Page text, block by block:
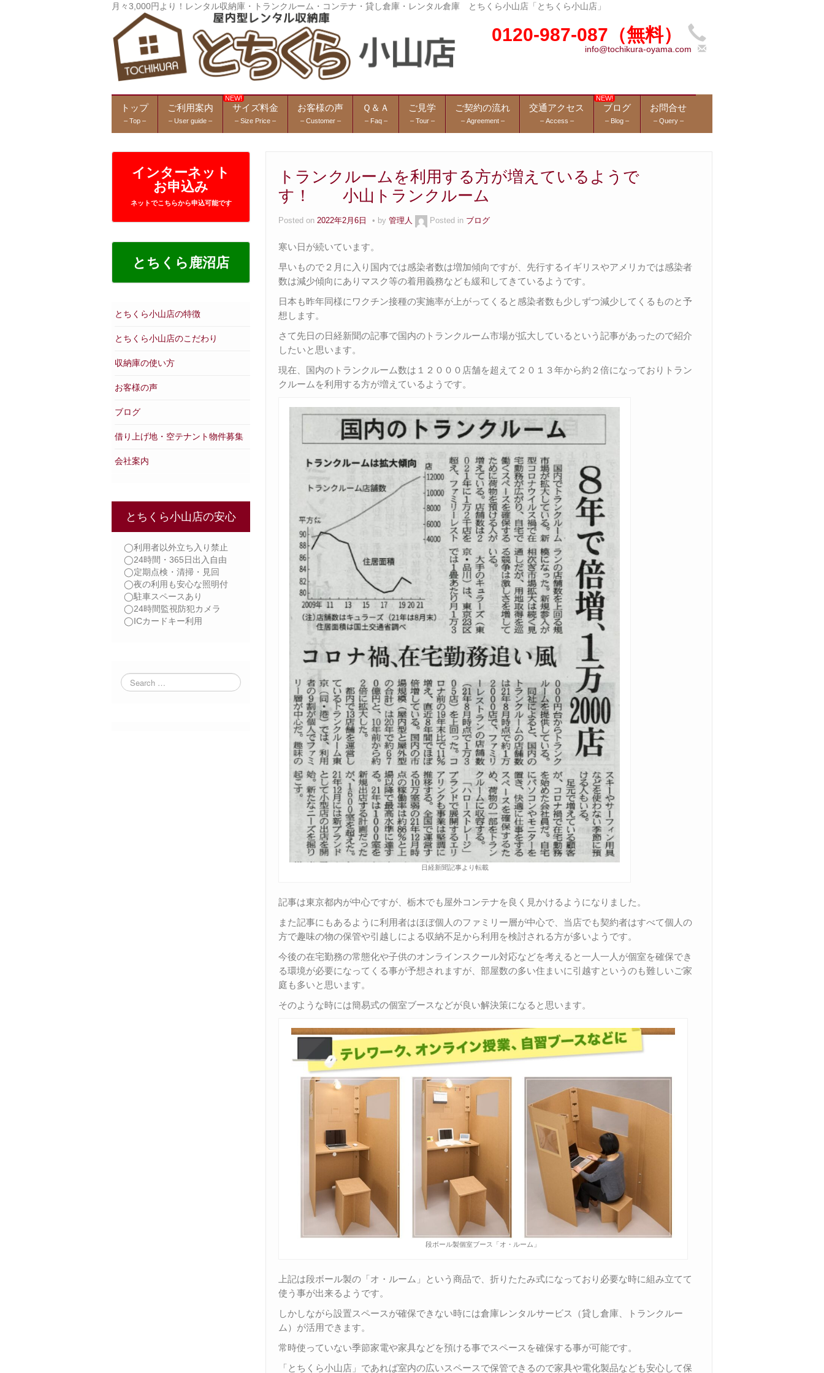
月々3,000円より！レンタル収納庫・トランクルーム・コンテナ・貸し倉庫・レンタル倉庫 とちくら小山店「とちくら小山店」
0120-987-087（無料）
info@tochikura-oyama.com
トップ
– Top –
ご利用案内
– User guide –
サイズ料金
– Size Price –
お客様の声
– Customer –
Ｑ＆Ａ
– Faq –
ご見学
– Tour –
ご契約の流れ
– Agreement –
交通アクセス
– Access –
ブログ
– Blog –
お問合せ
– Query –
インターネット
お申込み
ネットでこちらから申込可能です
とちくら鹿沼店
とちくら小山店の特徴
とちくら小山店のこだわり
収納庫の使い方
お客様の声
ブログ
借り上げ地・空テナント物件募集
会社案内
とちくら小山店の安心
◯利用者以外立ち入り禁止
◯24時間・365日出入自由
◯定期点検・清掃・見回
◯夜の利用も安心な照明付
◯駐車スペースあり
◯24時間監視防犯カメラ
◯ICカードキー利用
トランクルームを利用する方が増えているようで
す！ 小山トランクルーム
Posted on2022年2月6日 by管理人 Posted in ブログ
寒い日が続いています。
早いもので２月に入り国内では感染者数は増加傾向ですが、先行するイギリスやアメリカでは感染者
数は減少傾向にありマスク等の着用義務なども緩和してきているようです。
日本も昨年同様にワクチン接種の実施率が上がってくると感染者数も少しずつ減少してくるものと予
想します。
さて先日の日経新聞の記事で国内のトランクルーム市場が拡大しているという記事があったので紹介
したいと思います。
現在、国内のトランクルーム数は１２０００店舗を超えて２０１３年から約２倍になっておりトラン
クルームを利用する方が増えているようです。
日経新聞記事より転載
記事は東京都内が中心ですが、栃木でも屋外コンテナを良く見かけるようになりました。
また記事にもあるように利用者はほぼ個人のファミリー層が中心で、当店でも契約者はすべて個人の
方で趣味の物の保管や引越しによる収納不足から利用を検討される方が多いようです。
今後の在宅勤務の常態化や子供のオンラインスクール対応などを考えると一人一人が個室を確保でき
る環境が必要になってくる事が予想されますが、部屋数の多い住まいに引越すというのも難しいご家
庭も多いと思います。
そのような時には簡易式の個室ブースなどが良い解決策になると思います。
段ボール製個室ブース「オ・ルーム」
上記は段ボール製の「オ・ルーム」という商品で、折りたたみ式になっており必要な時に組み立てて
使う事が出来るようです。
しかしながら設置スペースが確保できない時には倉庫レンタルサービス（貸し倉庫、トランクルー
ム）が活用できます。
常時使っていない季節家電や家具などを預ける事でスペースを確保する事が可能です。
「とちくら小山店」であれば室内の広いスペースで保管できるので家具や電化製品なども安心して保